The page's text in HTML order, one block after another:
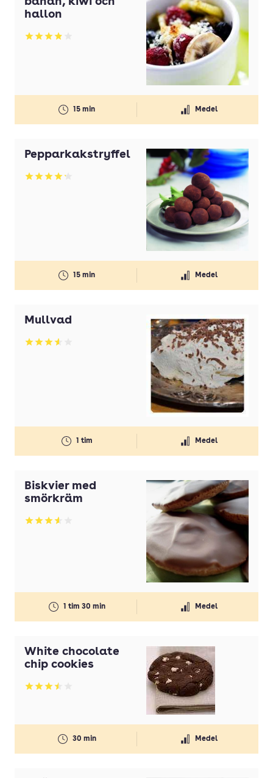
hallon
Betyg: 3.86 av 5
15 min Medel
Pepparkakstryffel
Betyg: 4.18 av 5
15 min Medel
Mullvad
Betyg: 3.58 av 5
1 tim Medel
Biskvier med
smörkräm
Betyg: 3.57 av 5
1 tim 30 min Medel
White chocolate
chip cookies
Betyg: 3.5 av 5
30 min Medel